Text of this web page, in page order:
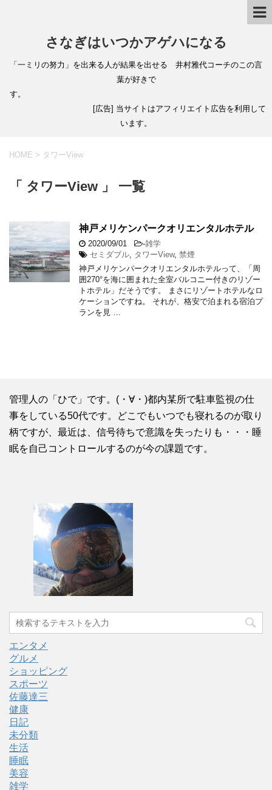
さなぎはいつかアゲハになる
「一ミリの努力」を出来る人が結果を出せる 井村雅代コーチのこの言
葉が好きで
す。
[広告] 当サイトはアフィリエイト広告を利用して
います。
HOME > タワーView
「 タワーView 」 一覧
神戸メリケンパークオリエンタルホテル
2020/09/01 -雑学
セミダブル
タワーView, 禁煙
神戸メリケンパークオリエンタルホテルって、「周
囲270°を海に囲まれた全室バルコニー付きのリゾー
トホテル」だそうです。 まさにリゾートホテルなロ
ケーションですね。 それが、格安で泊まれる宿泊プ
ランを見 …
管理人の「ひで」です。(・∀・)都内某所で駐車監視の仕
事をしている50代です。どこでもいつでも寝れるのが取り
柄ですが、最近は、信号待ちで意識を失ったりも・・・睡
眠を自己コントロールするのが今の課題です。
エンタメ
グルメ
ショッピング
スポーツ
佐藤達三
健康
日記
未分類
生活
睡眠
美容
雑学